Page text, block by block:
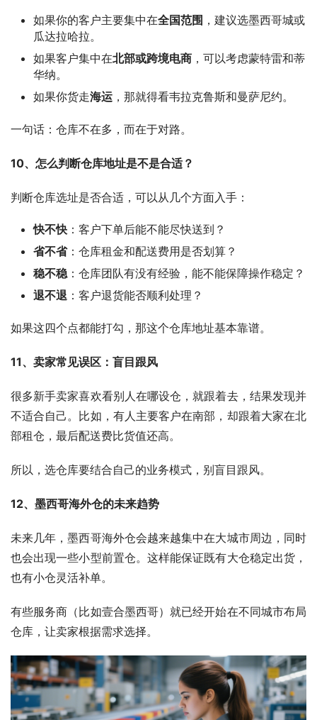
如果你的客户主要集中在全国范围 ，建议选墨西哥城或
瓜达拉哈拉。
如果客户集中在北部或跨境电商 ，可以考虑蒙特雷和蒂
华纳。
如果你货走海运 ，那就得看韦拉克鲁斯和曼萨尼约。
一句话：仓库不在多，而在于对路。
10、怎么判断仓库地址是不是合适？
判断仓库选址是否合适，可以从几个方面入手：
快不快 ：客户下单后能不能尽快送到？
省不省：仓库租金和配送费用是否划算？
稳不稳：仓库团队有没有经验，能不能保障操作稳定？
退不退 ：客户退货能否顺利处理？
如果这四个点都能打勾，那这个仓库地址基本靠谱。
11、卖家常见误区：盲目跟风
很多新手卖家喜欢看别人在哪设仓，就跟着去，结果发现并
不适合自己。比如，有人主要客户在南部，却跟着大家在北
部租仓，最后配送费比货值还高。
所以，选仓库要结合自己的业务模式，别盲目跟风。
12、墨西哥海外仓的未来趋势
未来几年，墨西哥海外仓会越来越集中在大城市周边，同时
也会出现一些小型前置仓。这样能保证既有大仓稳定出货，
也有小仓灵活补单。
有些服务商（比如壹合墨西哥）就已经开始在不同城市布局
仓库，让卖家根据需求选择。